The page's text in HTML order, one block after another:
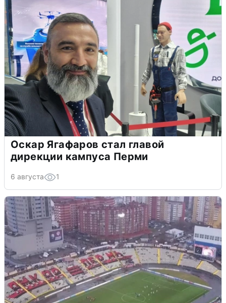
Оскар Ягафаров стал главой
дирекции кампуса Перми
6 августа 1